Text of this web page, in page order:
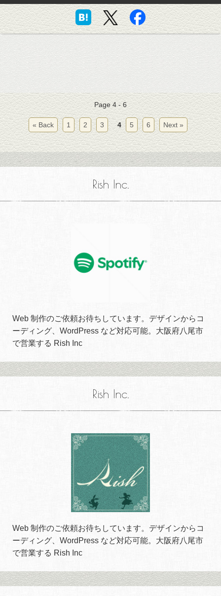
Page 4 - 6
« Back 1 2 3 4 5 6 Next »
Rish Inc.
Web 制作のご依頼お待ちしています。デザインからコ
ーディング、WordPress など対応可能。大阪府八尾市
で営業する Rish Inc
Rish Inc.
Web 制作のご依頼お待ちしています。デザインからコ
ーディング、WordPress など対応可能。大阪府八尾市
で営業する Rish Inc